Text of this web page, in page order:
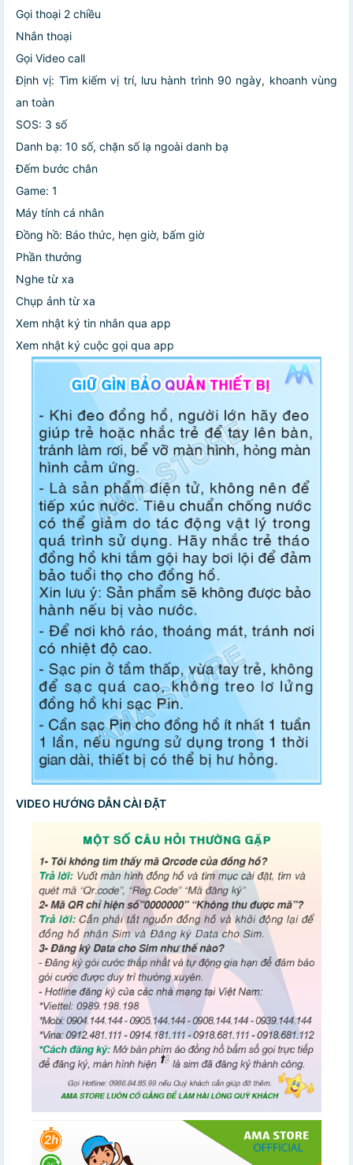
Gọi thoại 2 chiều
Nhắn thoại
Gọi Video call
Định vị: Tìm kiếm vị trí, lưu hành trình 90 ngày, khoanh vùng
an toàn
SOS: 3 số
Danh bạ: 10 số, chặn số lạ ngoài danh bạ
Đếm bước chân
Game: 1
Máy tính cá nhân
Đồng hồ: Báo thức, hẹn giờ, bấm giờ
Phần thưởng
Nghe từ xa
Chụp ảnh từ xa
Xem nhật ký tin nhắn qua app
Xem nhật ký cuộc gọi qua app
VIDEO HƯỚNG DẪN CÀI ĐẶT